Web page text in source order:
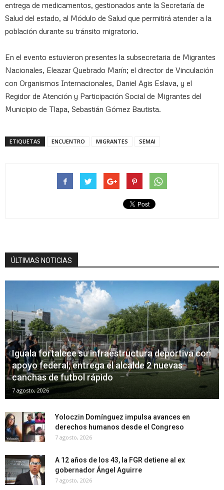
entrega de medicamentos, gestionados ante la Secretaría de
Salud del estado, al Módulo de Salud que permitirá atender a la
población durante su tránsito migratorio.
En el evento estuvieron presentes la subsecretaria de Migrantes
Nacionales, Eleazar Quebrado Marín; el director de Vinculación
con Organismos Internacionales, Daniel Agis Eslava, y el
Regidor de Atención y Participación Social de Migrantes del
Municipio de Tlapa, Sebastián Gómez Bautista.
ETIQUETAS ENCUENTRO MIGRANTES SEMAI
ÚLTIMAS NOTICIAS
Iguala fortalece su infraestructura deportiva con
apoyo federal; entrega el alcalde 2 nuevas
canchas de futbol rápido
7 agosto, 2026
Yoloczin Domínguez impulsa avances en
derechos humanos desde el Congreso
7 agosto, 2026
A 12 años de los 43, la FGR detiene al ex
gobernador Ángel Aguirre
7 agosto, 2026